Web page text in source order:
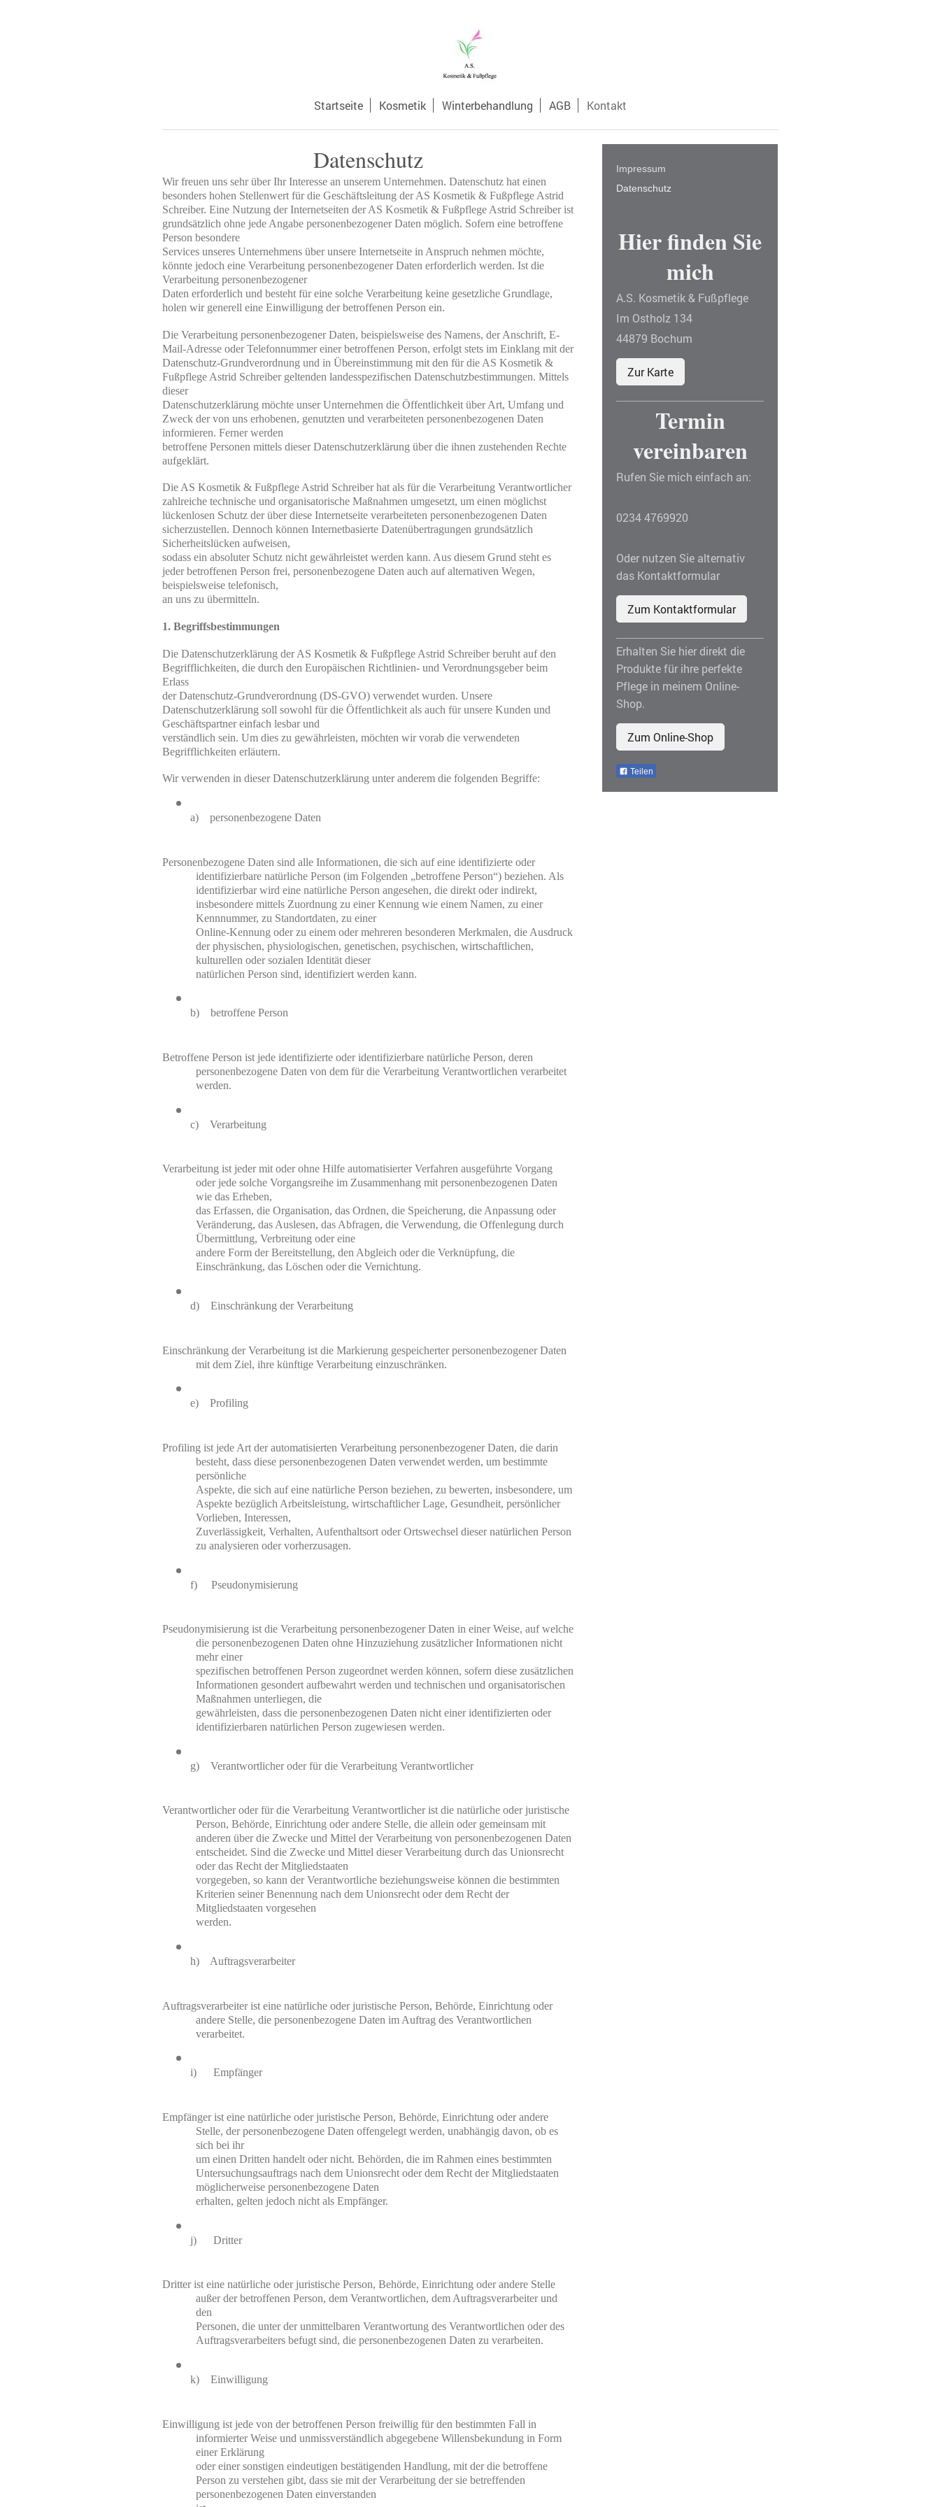
Startseite Kosmetik Winterbehandlung AGB Kontakt
Datenschutz
Wir freuen uns sehr über Ihr Interesse an unserem Unternehmen. Datenschutz hat einen
besonders hohen Stellenwert für die Geschäftsleitung der AS Kosmetik & Fußpflege Astrid
Schreiber. Eine Nutzung der Internetseiten der AS Kosmetik & Fußpflege Astrid Schreiber ist
grundsätzlich ohne jede Angabe personenbezogener Daten möglich. Sofern eine betroffene
Person besondere
Services unseres Unternehmens über unsere Internetseite in Anspruch nehmen möchte,
könnte jedoch eine Verarbeitung personenbezogener Daten erforderlich werden. Ist die
Verarbeitung personenbezogener
Daten erforderlich und besteht für eine solche Verarbeitung keine gesetzliche Grundlage,
holen wir generell eine Einwilligung der betroffenen Person ein.
Die Verarbeitung personenbezogener Daten, beispielsweise des Namens, der Anschrift, E-
Mail-Adresse oder Telefonnummer einer betroffenen Person, erfolgt stets im Einklang mit der
Datenschutz-Grundverordnung und in Übereinstimmung mit den für die AS Kosmetik &
Fußpflege Astrid Schreiber geltenden landesspezifischen Datenschutzbestimmungen. Mittels
dieser
Datenschutzerklärung möchte unser Unternehmen die Öffentlichkeit über Art, Umfang und
Zweck der von uns erhobenen, genutzten und verarbeiteten personenbezogenen Daten
informieren. Ferner werden
betroffene Personen mittels dieser Datenschutzerklärung über die ihnen zustehenden Rechte
aufgeklärt.
Die AS Kosmetik & Fußpflege Astrid Schreiber hat als für die Verarbeitung Verantwortlicher
zahlreiche technische und organisatorische Maßnahmen umgesetzt, um einen möglichst
lückenlosen Schutz der über diese Internetseite verarbeiteten personenbezogenen Daten
sicherzustellen. Dennoch können Internetbasierte Datenübertragungen grundsätzlich
Sicherheitslücken aufweisen,
sodass ein absoluter Schutz nicht gewährleistet werden kann. Aus diesem Grund steht es
jeder betroffenen Person frei, personenbezogene Daten auch auf alternativen Wegen,
beispielsweise telefonisch,
an uns zu übermitteln.
1. Begriffsbestimmungen
Die Datenschutzerklärung der AS Kosmetik & Fußpflege Astrid Schreiber beruht auf den
Begrifflichkeiten, die durch den Europäischen Richtlinien- und Verordnungsgeber beim
Erlass
der Datenschutz-Grundverordnung (DS-GVO) verwendet wurden. Unsere
Datenschutzerklärung soll sowohl für die Öffentlichkeit als auch für unsere Kunden und
Geschäftspartner einfach lesbar und
verständlich sein. Um dies zu gewährleisten, möchten wir vorab die verwendeten
Begrifflichkeiten erläutern.
Wir verwenden in dieser Datenschutzerklärung unter anderem die folgenden Begriffe:
a)    personenbezogene Daten
Personenbezogene Daten sind alle Informationen, die sich auf eine identifizierte oder
identifizierbare natürliche Person (im Folgenden „betroffene Person“) beziehen. Als
identifizierbar wird eine natürliche Person angesehen, die direkt oder indirekt,
insbesondere mittels Zuordnung zu einer Kennung wie einem Namen, zu einer
Kennnummer, zu Standortdaten, zu einer
Online-Kennung oder zu einem oder mehreren besonderen Merkmalen, die Ausdruck
der physischen, physiologischen, genetischen, psychischen, wirtschaftlichen,
kulturellen oder sozialen Identität dieser
natürlichen Person sind, identifiziert werden kann.
b)    betroffene Person
Betroffene Person ist jede identifizierte oder identifizierbare natürliche Person, deren
personenbezogene Daten von dem für die Verarbeitung Verantwortlichen verarbeitet
werden.
c)    Verarbeitung
Verarbeitung ist jeder mit oder ohne Hilfe automatisierter Verfahren ausgeführte Vorgang
oder jede solche Vorgangsreihe im Zusammenhang mit personenbezogenen Daten
wie das Erheben,
das Erfassen, die Organisation, das Ordnen, die Speicherung, die Anpassung oder
Veränderung, das Auslesen, das Abfragen, die Verwendung, die Offenlegung durch
Übermittlung, Verbreitung oder eine
andere Form der Bereitstellung, den Abgleich oder die Verknüpfung, die
Einschränkung, das Löschen oder die Vernichtung.
d)    Einschränkung der Verarbeitung
Einschränkung der Verarbeitung ist die Markierung gespeicherter personenbezogener Daten
mit dem Ziel, ihre künftige Verarbeitung einzuschränken.
e)    Profiling
Profiling ist jede Art der automatisierten Verarbeitung personenbezogener Daten, die darin
besteht, dass diese personenbezogenen Daten verwendet werden, um bestimmte
persönliche
Aspekte, die sich auf eine natürliche Person beziehen, zu bewerten, insbesondere, um
Aspekte bezüglich Arbeitsleistung, wirtschaftlicher Lage, Gesundheit, persönlicher
Vorlieben, Interessen,
Zuverlässigkeit, Verhalten, Aufenthaltsort oder Ortswechsel dieser natürlichen Person
zu analysieren oder vorherzusagen.
f)     Pseudonymisierung
Pseudonymisierung ist die Verarbeitung personenbezogener Daten in einer Weise, auf welche
die personenbezogenen Daten ohne Hinzuziehung zusätzlicher Informationen nicht
mehr einer
spezifischen betroffenen Person zugeordnet werden können, sofern diese zusätzlichen
Informationen gesondert aufbewahrt werden und technischen und organisatorischen
Maßnahmen unterliegen, die
gewährleisten, dass die personenbezogenen Daten nicht einer identifizierten oder
identifizierbaren natürlichen Person zugewiesen werden.
g)    Verantwortlicher oder für die Verarbeitung Verantwortlicher
Verantwortlicher oder für die Verarbeitung Verantwortlicher ist die natürliche oder juristische
Person, Behörde, Einrichtung oder andere Stelle, die allein oder gemeinsam mit
anderen über die Zwecke und Mittel der Verarbeitung von personenbezogenen Daten
entscheidet. Sind die Zwecke und Mittel dieser Verarbeitung durch das Unionsrecht
oder das Recht der Mitgliedstaaten
vorgegeben, so kann der Verantwortliche beziehungsweise können die bestimmten
Kriterien seiner Benennung nach dem Unionsrecht oder dem Recht der
Mitgliedstaaten vorgesehen
werden.
h)    Auftragsverarbeiter
Auftragsverarbeiter ist eine natürliche oder juristische Person, Behörde, Einrichtung oder
andere Stelle, die personenbezogene Daten im Auftrag des Verantwortlichen
verarbeitet.
i)      Empfänger
Empfänger ist eine natürliche oder juristische Person, Behörde, Einrichtung oder andere
Stelle, der personenbezogene Daten offengelegt werden, unabhängig davon, ob es
sich bei ihr
um einen Dritten handelt oder nicht. Behörden, die im Rahmen eines bestimmten
Untersuchungsauftrags nach dem Unionsrecht oder dem Recht der Mitgliedstaaten
möglicherweise personenbezogene Daten
erhalten, gelten jedoch nicht als Empfänger.
j)      Dritter
Dritter ist eine natürliche oder juristische Person, Behörde, Einrichtung oder andere Stelle
außer der betroffenen Person, dem Verantwortlichen, dem Auftragsverarbeiter und
den
Personen, die unter der unmittelbaren Verantwortung des Verantwortlichen oder des
Auftragsverarbeiters befugt sind, die personenbezogenen Daten zu verarbeiten.
k)    Einwilligung
Einwilligung ist jede von der betroffenen Person freiwillig für den bestimmten Fall in
informierter Weise und unmissverständlich abgegebene Willensbekundung in Form
einer Erklärung
oder einer sonstigen eindeutigen bestätigenden Handlung, mit der die betroffene
Person zu verstehen gibt, dass sie mit der Verarbeitung der sie betreffenden
personenbezogenen Daten einverstanden
Impressum
Datenschutz
Hier finden Sie
mich
A.S. Kosmetik & Fußpflege
Im Ostholz 134
44879 Bochum
Zur Karte
Termin
vereinbaren
Rufen Sie mich einfach an:
0234 4769920
Oder nutzen Sie alternativ
das Kontaktformular
Zum Kontaktformular
Erhalten Sie hier direkt die
Produkte für ihre perfekte
Pflege in meinem Online-
Shop.
Zum Online-Shop
Teilen